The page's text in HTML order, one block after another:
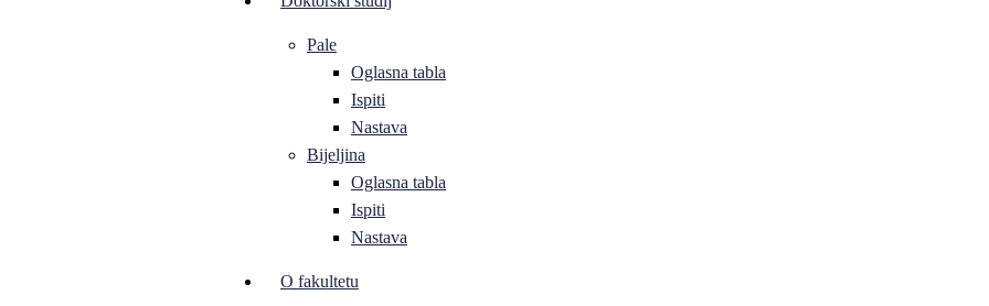
Pale
Oglasna tabla
Ispiti
Nastava
Bijeljina
Oglasna tabla
Ispiti
Nastava
O fakultetu